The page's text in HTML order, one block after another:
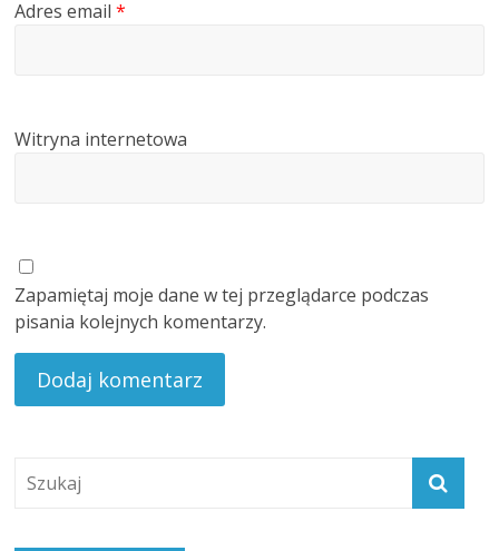
Adres email*
Witryna internetowa
Zapamiętaj moje dane w tej przeglądarce podczas
pisania kolejnych komentarzy.